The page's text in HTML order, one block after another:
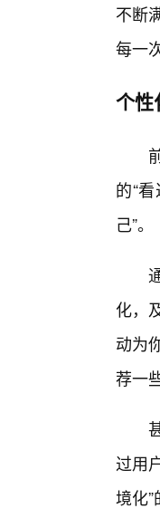
不断
每一
个性
的“
己”。
化，
动为
荐一
过用
境化